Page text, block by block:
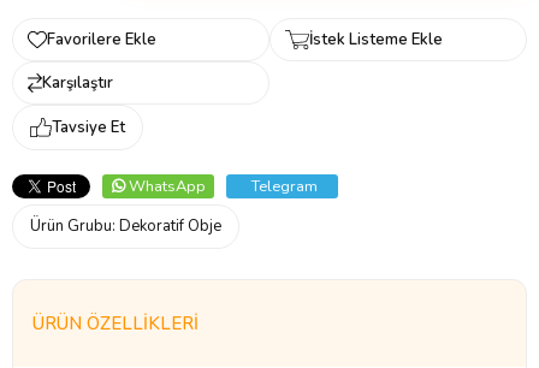
Favorilere Ekle
İstek Listeme Ekle
Karşılaştır
Tavsiye Et
WhatsApp
Telegram
Ürün Grubu: Dekoratif Obje
ÜRÜN ÖZELLIKLERI